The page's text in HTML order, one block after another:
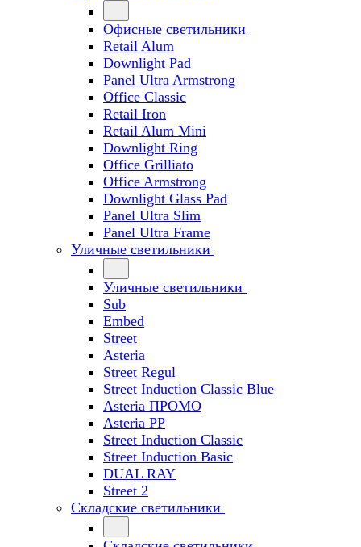
Офисные светильники
Retail Alum
Downlight Pad
Panel Ultra Armstrong
Office Classic
Retail Iron
Retail Alum Mini
Downlight Ring
Office Grilliato
Office Armstrong
Downlight Glass Pad
Panel Ultra Slim
Panel Ultra Frame
Уличные светильники
Уличные светильники
Sub
Embed
Street
Asteria
Street Regul
Street Induction Classic Blue
Asteria ПРОМО
Asteria PP
Street Induction Classic
Street Induction Basic
DUAL RAY
Street 2
Складские светильники